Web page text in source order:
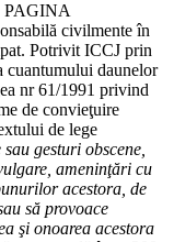
PAGINA
civilmente în
Potrivit ICCJ prin
daunelor
nr 61/1991 privind
de convieţuire
de lege
gesturi obscene,
ameninţări cu
acestora, de
să provoace
şi onoarea acestora